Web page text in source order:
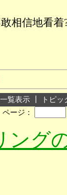
相信地看着
一覧表示
トピ
ページ：
ング